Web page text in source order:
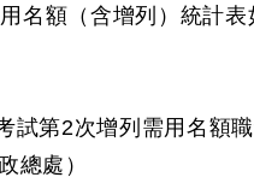
額（含增列）統計表
第2次增列需用名額
總處）